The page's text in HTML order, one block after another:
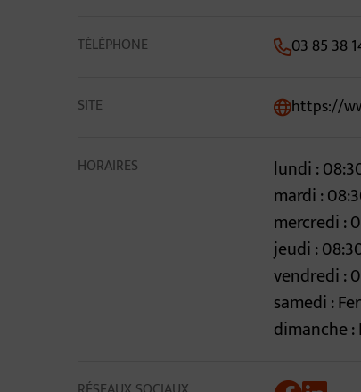
TÉLÉPHONE 03 85 38
SITE https://
HORAIRES
lundi :
mardi :
mercredi :
jeudi :
vendredi :
samedi :
dimanche :